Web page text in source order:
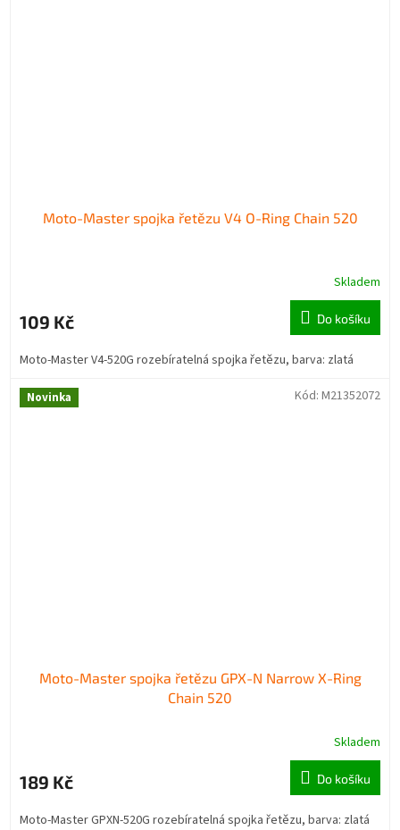
Moto-Master spojka řetězu V4 O-Ring Chain 520
Skladem
109 Kč Do košíku
Moto-Master V4-520G rozebíratelná spojka řetězu, barva: zlatá
Novinka
Moto-Master spojka řetězu GPX-N Narrow X-Ring
Chain 520
Skladem
189 Kč Do košíku
Moto-Master GPXN-520G rozebíratelná spojka řetězu, barva: zlatá
Kód: M21352072